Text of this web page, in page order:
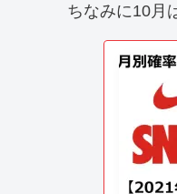
ちなみに10月